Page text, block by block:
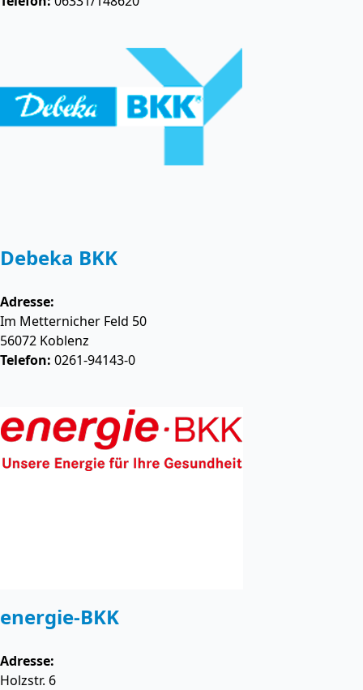
Debeka BKK
Adresse:
Im Metternicher Feld 50
56072 Koblenz
Telefon: 0261-94143-0
energie-BKK
Adresse:
Holzstr. 6